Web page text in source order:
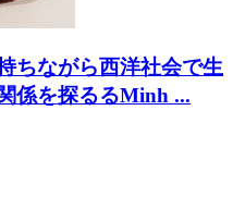
ちながら西洋社会で生
係を探るるMinh ...